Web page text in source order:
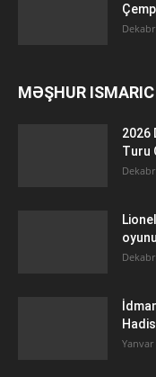
MƏŞHUR ISMARIC
2026
Turu
Yanvar